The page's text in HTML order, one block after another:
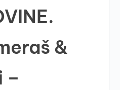
&
–